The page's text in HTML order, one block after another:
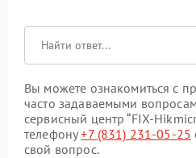
Вы можете ознакомиться с
часто задаваемыми
сервисный центр “FIX-
телефону+7 (831) 231-05-25
свой вопрос.